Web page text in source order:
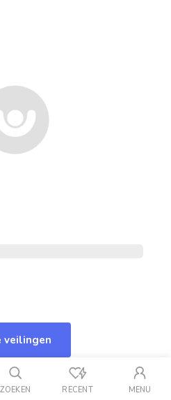
veilingen
ZOEKEN RECENT MENU